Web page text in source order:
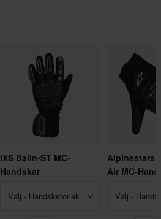
iXS Balin-ST MC-
Handskar
Välj - Handskstorlek
Alpinestars
Air MC-
Välj -